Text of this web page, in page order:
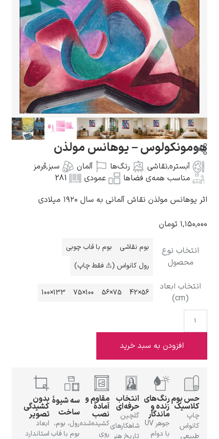
گوستاو کلیمت
ادوارد مونک
ادوارد هاپر
لودویگ دویچ
– یوهانس مولذن
,نقاشی رنگ‌ها آلمان سبز,قرمز
همه‌ی فضاها
عمودی
281
مولذن نقاش آلمانی به سال ۱۹۲۰ میلادی
تومان
نوع
بوم نقاشی
بوم با قاب چوبی
رول کانواس (⚠️ فقط چاپ)
ابعاد
56×42
75×56
133×100
افزودن به سبد خرید
رنگ‌های
زنده و
ماندگار
جوهر UV
با دوام
انتخاب
حرفه‌ای
گلچین
شاهکارهای
تاریخ هنر
مقاوم و
آمادهٔ
نصب
کشیده‌شده
روی
سه شیوهٔ
ساخت
رول، بوم،
بوم با قاب
بدون
کشیدگی
تصویر
ابعاد
استاندارد